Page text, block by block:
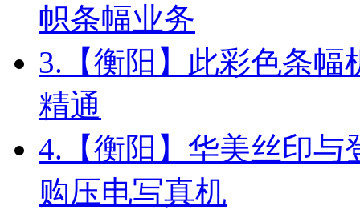
帜条幅业务
3. 【衡阳】此彩色条
精通
4. 【衡阳】华美丝印
购压电写真机